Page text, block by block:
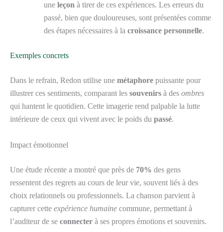
une leçon à tirer de ces expériences. Les erreurs du
passé, bien que douloureuses, sont présentées comme
des étapes nécessaires à la croissance personnelle.
Exemples concrets
Dans le refrain, Redon utilise une métaphore puissante pour
illustrer ces sentiments, comparant les souvenirs à des ombres
qui hantent le quotidien. Cette imagerie rend palpable la lutte
intérieure de ceux qui vivent avec le poids du passé.
Impact émotionnel
Une étude récente a montré que près de 70% des gens
ressentent des regrets au cours de leur vie, souvent liés à des
choix relationnels ou professionnels. La chanson parvient à
capturer cette expérience humaine commune, permettant à
l’auditeur de se connecter à ses propres émotions et souvenirs.